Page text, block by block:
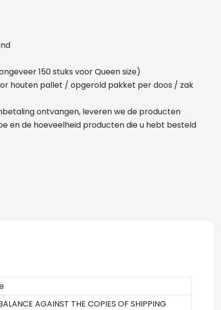
150 stuks voor Queen size)
houten pallet / opgerold pakket per doos / zak
ontvangen, leveren we de producten
en de hoeveelheid producten die u hebt besteld
AGAINST THE COPIES OF SHIPPING